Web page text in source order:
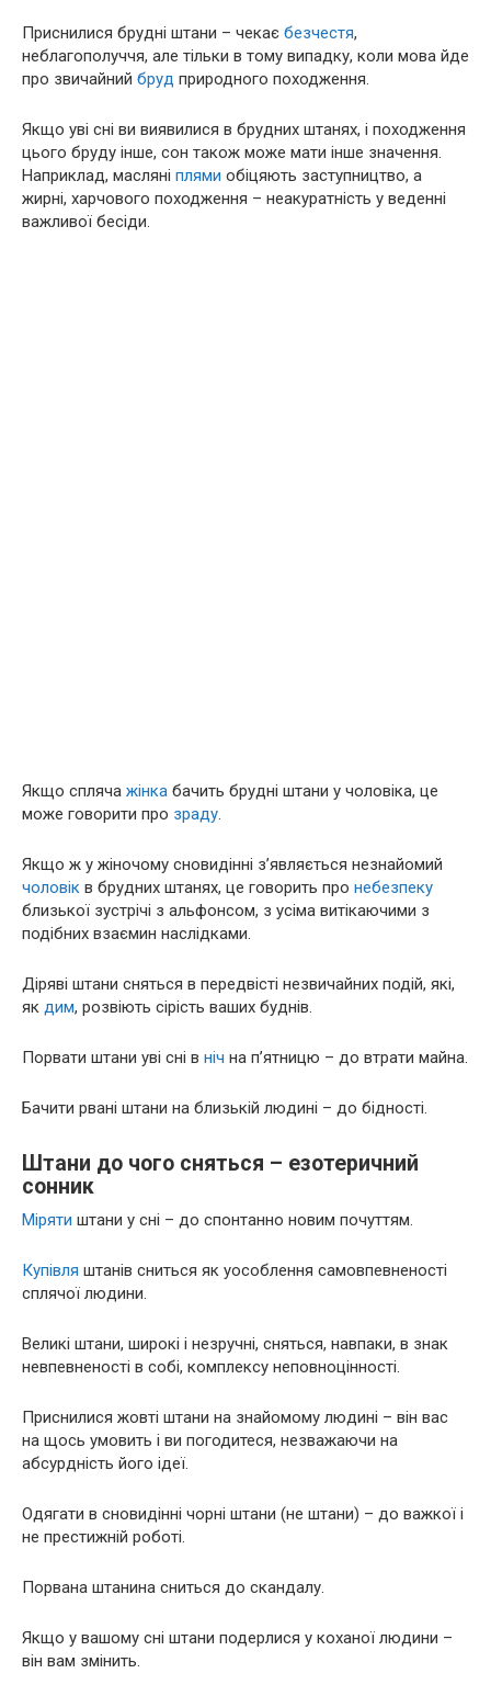
Приснилися брудні штани – чекає безчестя,
неблагополуччя, але тільки в тому випадку, коли мова йде
про звичайний бруд природного походження.
Якщо уві сні ви виявилися в брудних штанях, і походження
цього бруду інше, сон також може мати інше значення.
Наприклад, масляні плями обіцяють заступництво, а
жирні, харчового походження – неакуратність у веденні
важливої бесіди.
Якщо спляча жінка бачить брудні штани у чоловіка, це
може говорити про зраду.
Якщо ж у жіночому сновидінні з’являється незнайомий
чоловік в брудних штанях, це говорить про небезпеку
близької зустрічі з альфонсом, з усіма витікаючими з
подібних взаємин наслідками.
Діряві штани сняться в передвісті незвичайних подій, які,
як дим, розвіють сірість ваших буднів.
Порвати штани уві сні в ніч на п’ятницю – до втрати майна.
Бачити рвані штани на близькій людині – до бідності.
Штани до чого сняться – езотеричний
сонник
Міряти штани у сні – до спонтанно новим почуттям.
Купівля штанів сниться як уособлення самовпевненості
сплячої людини.
Великі штани, широкі і незручні, сняться, навпаки, в знак
невпевненості в собі, комплексу неповноцінності.
Приснилися жовті штани на знайомому людині – він вас
на щось умовить і ви погодитеся, незважаючи на
абсурдність його ідеї.
Одягати в сновидінні чорні штани (не штани) – до важкої і
не престижній роботі.
Порвана штанина сниться до скандалу.
Якщо у вашому сні штани подерлися у коханої людини –
він вам змінить.